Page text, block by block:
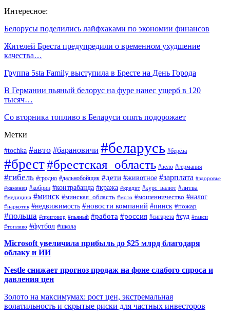
Интересное:
Белорусы поделились лайфхаками по экономии финансов
Жителей Бреста предупредили о временном ухудшение
качества…
Группа 5sta Family выступила в Бресте на День Города
В Германии пьяный белорус на фуре нанес ущерб в 120
тысяч…
Со вторника топливо в Беларуси опять подорожает
Метки
#tochka #авто #барановичи #беларусь #берёза
#брест#брестская_область #вело #германия
#гибель #гродно #дальнобойщик #дети #животное #зарплата #здоровье
#каменец #кобрин #контрабанда #кража #кредит #курс_валют #литва
#медицина #минск #минская_область #мото #мошенничество #налог
#наркотик #недвижимость #новости компаний #пинск #пожар
#польша #приговор #пьяный #работа #россия #сигарета #суд #такси
#топливо #футбол #школа
Microsoft увеличила прибыль до $25 млрд благодаря
облаку и ИИ
Nestle снижает прогноз продаж на фоне слабого спроса и
давления цен
Золото на максимумах: рост цен, экстремальная
волатильность и скрытые риски для частных инвесторов